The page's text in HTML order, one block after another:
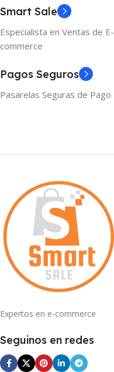
Smart Sale
Especialista en Ventas de E-
commerce
Pagos Seguros
Pasarelas Seguras de Pago
Expertos en e-commerce
Seguinos en redes